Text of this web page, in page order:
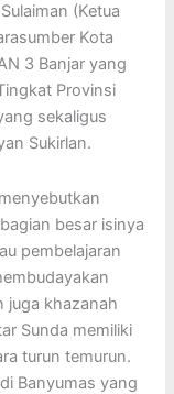
(Ketua
Kota
3 Banjar yang
Provinsi
sekaligus
Sukirlan.
besar isinya
pembelajaran
juga khazanah
Sunda memiliki
turun temurun.
di Banyumas yang